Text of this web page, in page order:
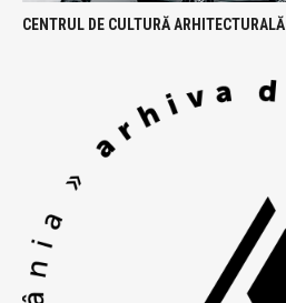
CENTRUL DE CULTURĂ ARHITECTURALĂ